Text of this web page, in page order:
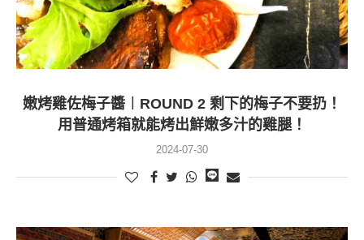
嫩烤雞佐梅子醬︱ROUND 2 剩下的梅子不要扔！
用普通烤箱就能烤出鮮嫩多汁的雞腿！
2024-07-30